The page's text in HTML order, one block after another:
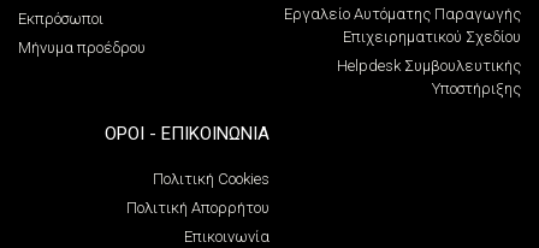
Εκπρόσωποι
Μήνυμα προέδρου
Εργαλείο Αυτόματης Παραγωγής
Επιχειρηματικού Σχεδίου
Helpdesk Συμβουλευτικής
Υποστήριξης
ΌΡΟΙ - ΕΠΙΚΟΙΝΩΝΊΑ
Πολιτική Cookies
Πολιτική Απορρήτου
Επικοινωνία